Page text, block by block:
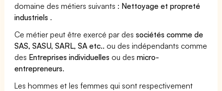
domaine des métiers suivants : Nettoyage et propreté
industriels .
Ce métier peut être exercé par dessociétés comme de
SAS, SASU, SARL, SA etc.. ou des indépendants comme
des Entreprises individuelles ou desmicro-
entrepreneurs.
Les hommes et les femmes qui sont respectivement